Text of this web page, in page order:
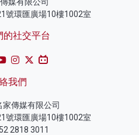
號環匯廣場10樓1002室
的社交平台
我們
家傳媒有限公司
號環匯廣場10樓1002室
2818 3011